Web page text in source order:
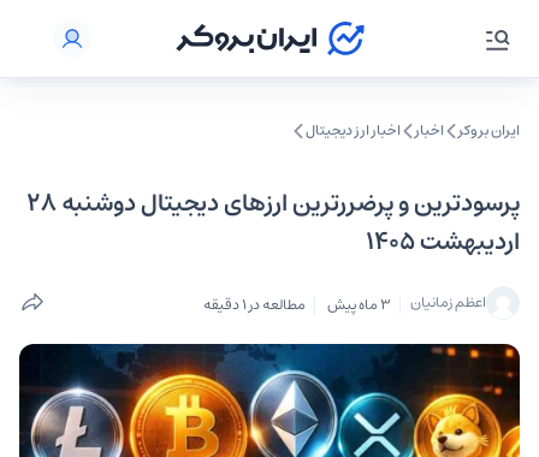
ایران بروکر اخبار اخبار ارز دیجیتال
‌‏پرسودترین و پرضررترین ارزهای دیجیتال دوشنبه 28
اردیبهشت 1405
اعظم زمانیان 3 ماه پیش مطالعه در 1 دقیقه